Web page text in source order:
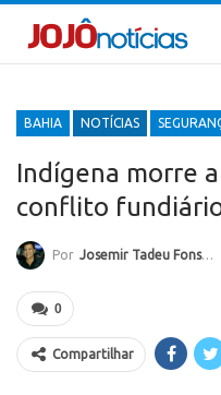
BAHIA NOTÍCIAS
Indígena morre
conflito
Por Josemir Tadeu Fonseca
0
Compartilhar